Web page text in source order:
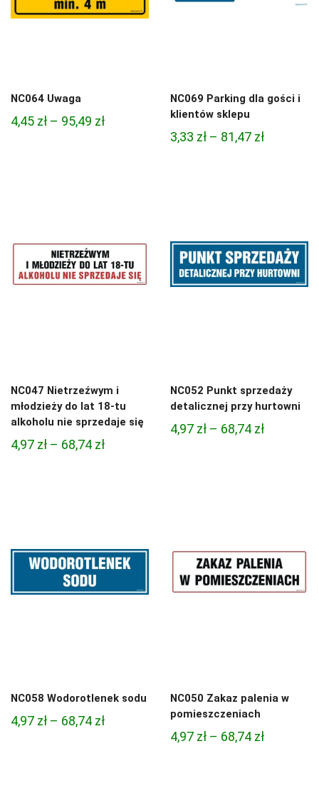
NC064 Uwaga
4,45 zł – 95,49 złZakres
NC069 Parking dla gości i
klientów sklepu
3,33 zł – 81,47 złZakres
NC047 Nietrzeźwym i
młodzieży do lat 18-tu
alkoholu nie sprzedaje się
4,97 zł – 68,74 złZakres
NC052 Punkt sprzedaży
detalicznej przy hurtowni
4,97 zł – 68,74 złZakres
NC058 Wodorotlenek sodu
4,97 zł – 68,74 złZakres
NC050 Zakaz palenia w
pomieszczeniach
4,97 zł – 68,74 złZakres